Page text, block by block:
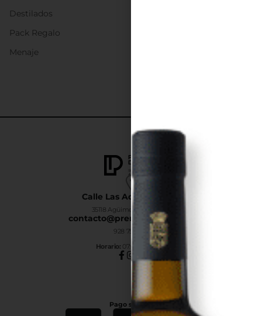
Calle Las Adelfas Nº6-B
35118 Agüimes, Las Palmas
contacto@premiumdrinks.es
928 754 363
Horario: 07:00h a 15:00h
Pago seguro
Destilados
Pack Regalo
Menaje